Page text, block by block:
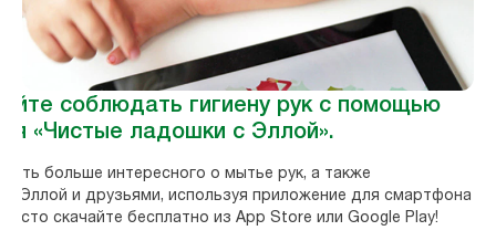
соблюдать гигиену рук с помощью
«Чистые ладошки с Эллой».
больше интересного о мытье рук, а также
с Эллой и друзьями, используя приложение для смартфона
скачайте бесплатно из App Store или Google Play!